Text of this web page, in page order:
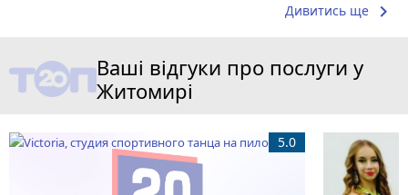
Дивитись ще keyboard_arrow_right
Ваші відгуки про послуги у
Житомирі
5.0